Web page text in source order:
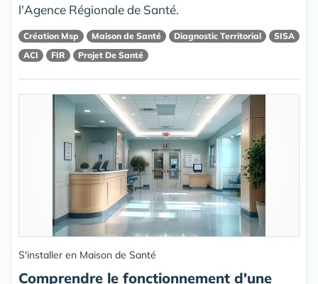
l'Agence Régionale de Santé.
Création Msp Maison de Santé Diagnostic Territorial
SISA
ACI
FIR Projet De Santé
S'installer en Maison de Santé
Comprendre le fonctionnement d'une